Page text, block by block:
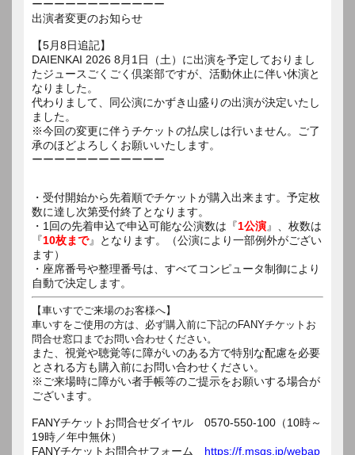
ーーーーーーーーーーーー
出演者変更のお知らせ
【5月8日追記】
DAIENKAI 2026 8月1日（土）に出演を予定しておりまし
たジュースごくごく倶楽部ですが、活動休止に伴い休演と
なりました。
代わりまして、同公演にかずき山盛りの出演が決定いたし
ました。
※今回の変更に伴うチケットの払戻しは行いません。ご了
承のほどよろしくお願いいたします。
ーーーーーーーーーーーー
・受付開始から先着順でチケットが購入出来ます。予定枚
数に達し次第受付終了となります。
・1回の先着申込で申込可能な公演数は『1公演』、枚数は
『10枚まで』となります。（公演により一部例外がござい
ます）
・座席番号や整理番号は、すべてコンピュータ制御により
自動で決定します。
【車いすでご来場のお客様へ】
車いすをご使用の方は、 必ず購入前に下記のFANYチケットお
問合せ窓口までお問い合わせください。
また、視覚や聴覚等に障がいのある方で特別な配慮を必要
とされる方も購入前にお問い合わせください。
※ご来場時に障がい者手帳等のご提示をお願いする場合が
ございます。
FANYチケットお問合せダイヤル 0570-550-100（10時～
19時／年中無休）
FANYチケットお問合せフォーム https://f.msgs.jp/webap